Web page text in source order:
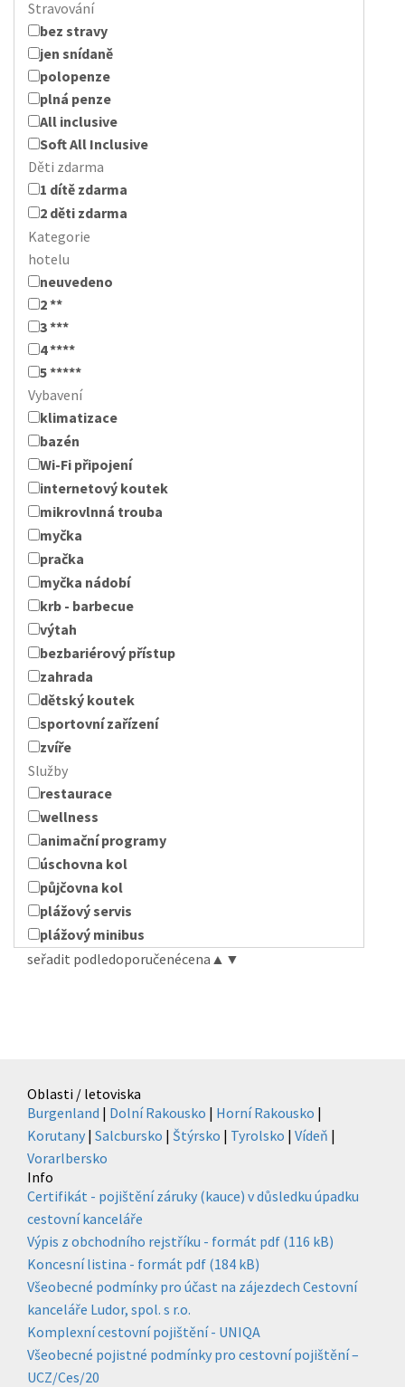
Stravování
bez stravy
jen snídaně
polopenze
plná penze
All inclusive
Soft All Inclusive
Děti zdarma
1 dítě zdarma
2 děti zdarma
Kategorie
hotelu
neuvedeno
2 **
3 ***
4 ****
5 *****
Vybavení
klimatizace
bazén
Wi-Fi připojení
internetový koutek
mikrovlnná trouba
myčka
pračka
myčka nádobí
krb - barbecue
výtah
bezbariérový přístup
zahrada
dětský koutek
sportovní zařízení
zvíře
Služby
restaurace
wellness
animační programy
úschovna kol
půjčovna kol
plážový servis
plážový minibus
seřadit podledoporučenécena ▲ ▼
Oblasti / letoviska
Burgenland | Dolní Rakousko | Horní Rakousko |
Korutany | Salcbursko | Štýrsko | Tyrolsko | Vídeň |
Vorarlbersko
Info
Certifikát - pojištění záruky (kauce) v důsledku úpadku
cestovní kanceláře
Výpis z obchodního rejstříku - formát pdf (116 kB)
Koncesní listina - formát pdf (184 kB)
Všeobecné podmínky pro účast na zájezdech Cestovní
kanceláře Ludor, spol. s r.o.
Komplexní cestovní pojištění - UNIQA
Všeobecné pojistné podmínky pro cestovní pojištění –
UCZ/Ces/20